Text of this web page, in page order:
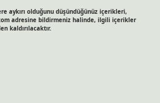
aykırı olduğunu düşündüğünüz içerikleri,
adresine bildirmeniz halinde, ilgili içerikler
kaldırılacaktır.